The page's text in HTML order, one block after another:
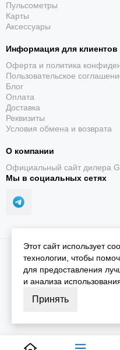
Пульсометры
Карты
Аксессуары
Информация для клиентов
Оферта и политика
Пользовательское
Блог
Оплата
Доставка
Реквизиты
Условия обмена и возврата
О компании
Официальный сайт дилера
Мы в социальных сетях
2026 ©
Этот сайт использует
технологии, чтобы
для предоставления
и анализа
Принять